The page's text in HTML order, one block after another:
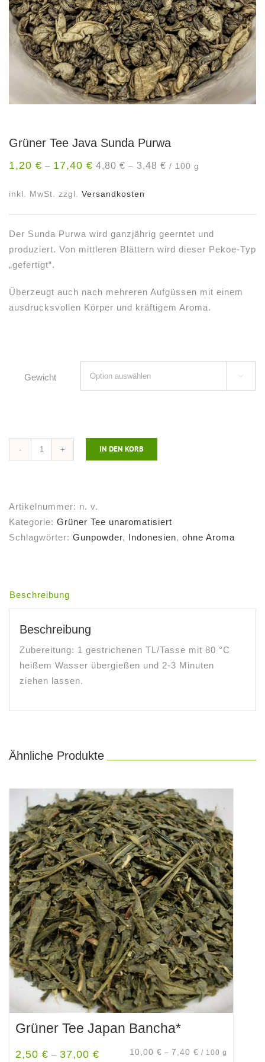
Grüner Tee Java Sunda Purwa
1,20 € – 17,40 € 4,80 € – 3,48 € / 100 g
inkl. MwSt. zzgl. Versandkosten
Der Sunda Purwa wird ganzjährig geerntet und
produziert. Von mittleren Blättern wird dieser Pekoe-Typ
„gefertigt“.
Überzeugt auch nach mehreren Aufgüssen mit einem
ausdrucksvollen Körper und kräftigem Aroma.
Gewicht 
Purwa
Menge
IN DEN KORB
Artikelnummer: n. v.
Kategorie: Grüner Tee unaromatisiert
Schlagwörter: Gunpowder, Indonesien, ohne Aroma
Beschreibung
Beschreibung
Zubereitung: 1 gestrichenen TL/Tasse mit 80 °C
heißem Wasser übergießen und 2-3 Minuten
ziehen lassen.
Ähnliche Produkte
Grüner Tee Japan Bancha*
2,50 € – 37,00 € 10,00 € – 7,40 € / 100 g